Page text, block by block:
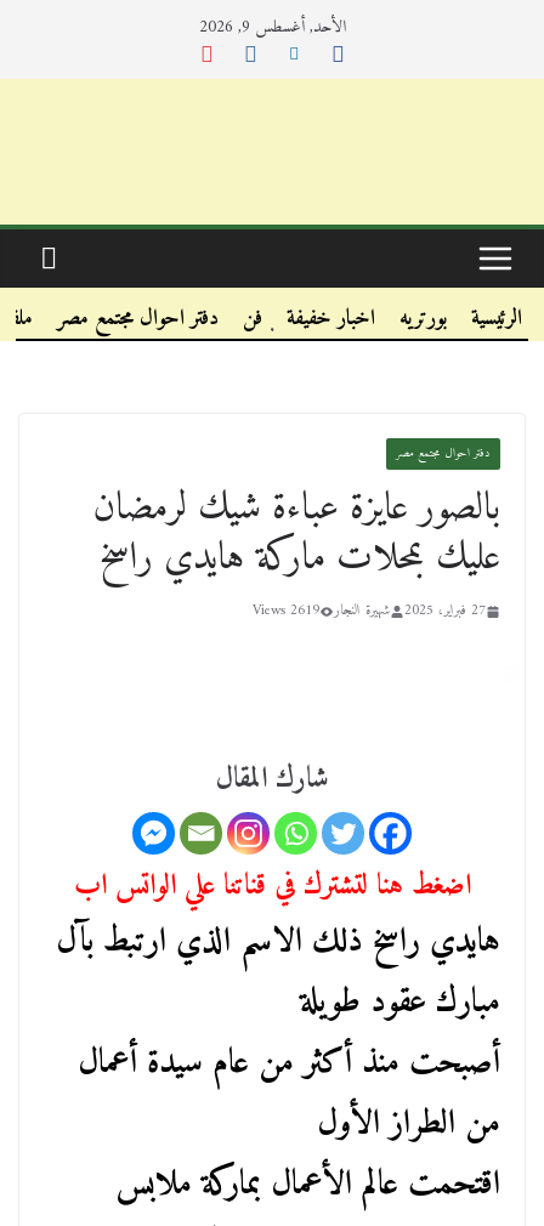
الأحد, أغسطس 9, 2026
.
.
الرئيسية بورتريه اخبار خفيفة فن دفتر احوال مجتمع مصر
دفتر احوال مجتمع مصر
بالصور عايزة عباءة شيك لرمضان
عليك بمحلات ماركة هايدي راسخ
27 فبراير، 2025 شهيرة النجار 2619 Views
شارك المقال
اضغط هنا لتشترك في قناتنا علي الواتس اب
هايدي راسخ ذلك الاسم الذي ارتبط بآل
مبارك عقود طويلة
أصبحت منذ أكثر من عام سيدة أعمال
من الطراز الأول
اقتحمت عالم الأعمال بماركة ملابس